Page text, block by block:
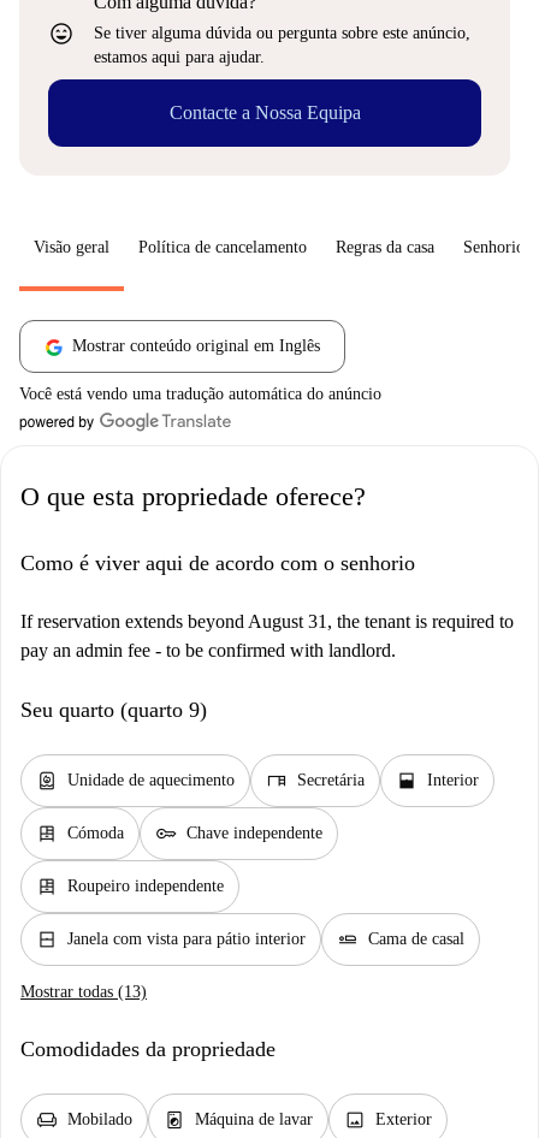
sentiment_very_satisfied
Se tiver alguma dúvida ou pergunta sobre este anúncio,
estamos aqui para ajudar.
Contacte a Nossa Equipa
Visão geral Política de cancelamento Regras da casa Senhorio
Mostrar conteúdo original em Inglês
Você está vendo uma tradução automática do anúncio
O que esta propriedade oferece?
Como é viver aqui de acordo com o senhorio
If reservation extends beyond August 31, the tenant is required to
pay an admin fee - to be confirmed with landlord.
Seu quarto (quarto 9)
water_heater Unidade de aquecimento desk Secretária window_open Interior
dresser Cómoda key Chave independente
dresser Roupeiro independente
window_closed Janela com vista para pátio interior airline_seat_flat Cama de casal
Mostrar todas (13)
Comodidades da propriedade
chair Mobilado local_laundry_service Máquina de lavar image Exterior